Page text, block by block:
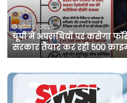
कांग्रेस
नेता
पवन
खेड़ा
को
एक
अग्रिम
जमानत
अप्रैल 10, 2026
असम में दर्ज मामले में
सप्ताह की अग्रिम जमानत